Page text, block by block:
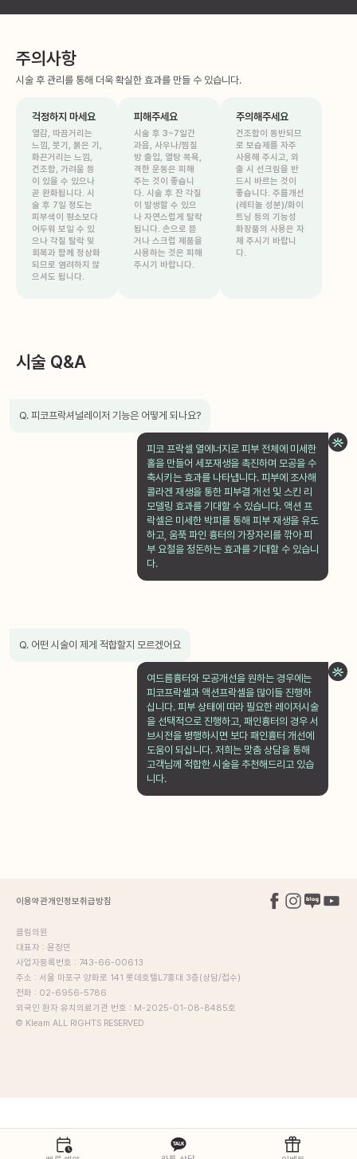
주의사항
시술 후 관리를 통해 더욱 확실한 효과를 만들 수 있습니다.
걱정하지 마세요
열감, 따끔거리는
느낌, 붓기, 붉은 기,
화끈거리는 느낌,
건조함, 가려움 등
이 있을 수 있으나
곧 완화됩니다. 시
술 후 7일 정도는
피부색이 평소보다
어두워 보일 수 있
으나 각질 탈락 및
회복과 함께 정상화
되므로 염려하지 않
으셔도 됩니다.
피해주세요
시술 후 3~7일간
과음, 사우나/찜질
방 출입, 열탕 목욕,
격한 운동은 피해
주는 것이 좋습니
다. 시술 후 잔 각질
이 발생할 수 있으
나 자연스럽게 탈락
됩니다. 손으로 뜯
거나 스크럽 제품을
사용하는 것은 피해
주시기 바랍니다.
주의해주세요
건조함이 동반되므
로 보습제를 자주
사용해 주시고, 외
출 시 선크림을 반
드시 바르는 것이
좋습니다. 주름개선
(레티놀 성분)/화이
트닝 등의 기능성
화장품의 사용은 자
제 주시기 바랍니
다.
시술 Q&A
Q. 피코프락셔널레이저 기능은 어떻게 되나요?
피코 프락셀 열에너지로 피부 전체에 미세한
홀을 만들어 세포재생을 촉진하며 모공을 수
축시키는 효과를 나타냅니다. 피부에 조사해
콜라겐 재생을 통한 피부결 개선 및 스킨 리
모델링 효과를 기대할 수 있습니다. 액션 프
락셀은 미세한 박피를 통해 피부 재생을 유도
하고, 움푹 파인 흉터의 가장자리를 깎아 피
부 요철을 정돈하는 효과를 기대할 수 있습니
다.
Q. 어떤 시술이 제게 적합할지 모르겠어요
여드름흉터와 모공개선을 원하는 경우에는
피코프락셀과 액션프락셀을 많이들 진행하
십니다. 피부 상태에 따라 필요한 레이저시술
을 선택적으로 진행하고, 패인흉터의 경우 서
브시전을 병행하시면 보다 패인흉터 개선에
도움이 되십니다. 저희는 맞춤 상담을 통해
고객님께 적합한 시술을 추천해드리고 있습
니다.
이용약관개인정보취급방침
클림의원
대표자 : 윤정민
사업자등록번호 : 743-66-00613
주소 : 서울 마포구 양화로 141 롯데호텔L7홍대 3층(상담/접수)
전화 : 02-6956-5786
외국인 환자 유치의료기관 번호 : M-2025-01-08-8485호
© Kleam ALL RIGHTS RESERVED